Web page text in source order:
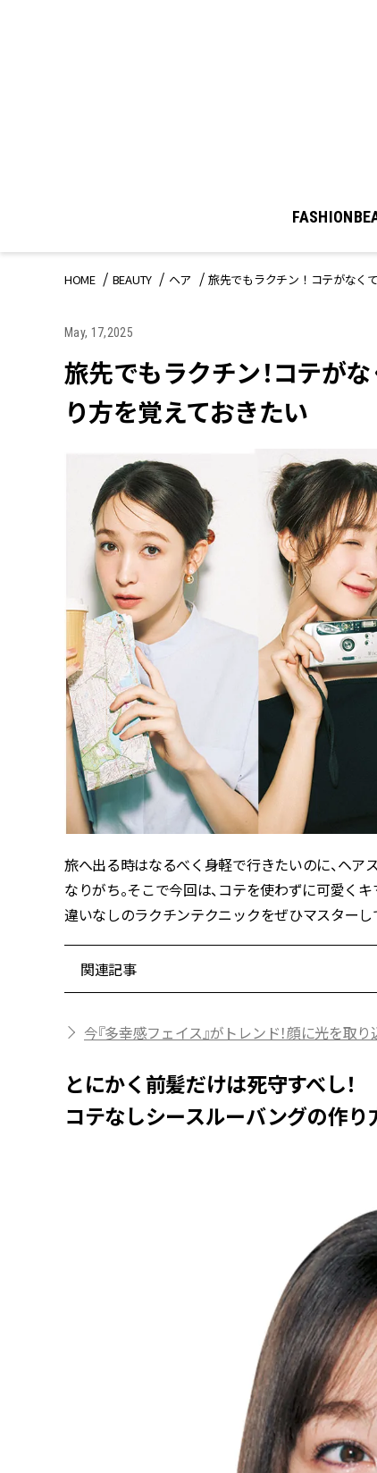
FASHION
HOME BEAUTY ヘア 旅先でもラクチン！コテがなく
May, 17,2025
旅先でもラクチン！コテが
り方を覚えておきたい
旅へ出る時はなるべく身軽で行きたいのに、ヘ
なりがち。そこで今回は、コテを使わずに可愛く
違いなしのラクチンテクニックをぜひマスター
関連記事
今『多幸感フェイス』がトレンド！顔に光を取
とにかく前髪だけは死守すべし！
コテなしシースルーバングの作り